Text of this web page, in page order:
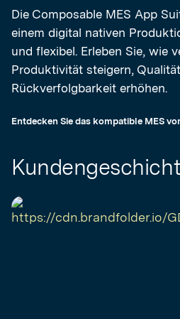
Die Composable MES App
einem digital nativen
und flexibel. Erleben Sie, wie
Produktivität steigern,
Rückverfolgbarkeit erhöhen.
Entdecken Sie das kompatible MES